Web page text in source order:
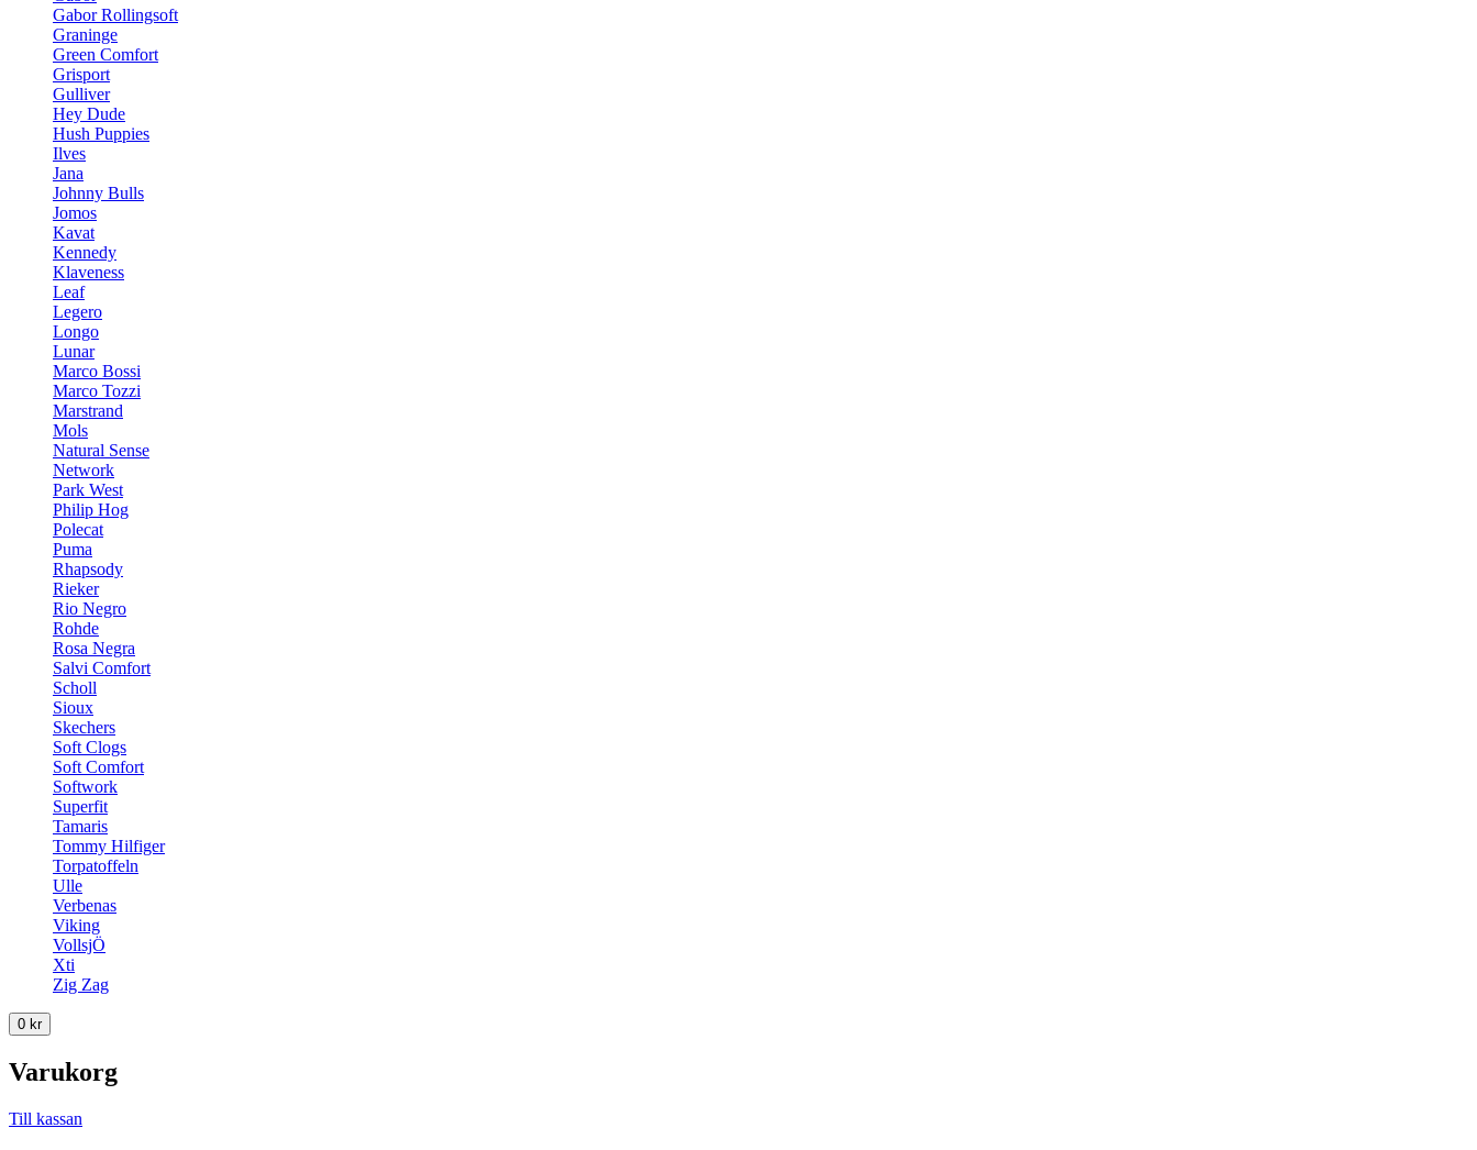
Gabor Rollingsoft
Graninge
Green Comfort
Grisport
Gulliver
Hey Dude
Hush Puppies
Ilves
Jana
Johnny Bulls
Jomos
Kavat
Kennedy
Klaveness
Leaf
Legero
Longo
Lunar
Marco Bossi
Marco Tozzi
Marstrand
Mols
Natural Sense
Network
Park West
Philip Hog
Polecat
Puma
Rhapsody
Rieker
Rio Negro
Rohde
Rosa Negra
Salvi Comfort
Scholl
Sioux
Skechers
Soft Clogs
Soft Comfort
Softwork
Superfit
Tamaris
Tommy Hilfiger
Torpatoffeln
Ulle
Verbenas
Viking
VollsjÖ
Xti
Zig Zag
0 kr
Varukorg
Till kassan